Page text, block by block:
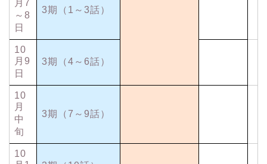
月7
～8
日
3期（1～3話）
10
月9
日
3期（4～6話）
10
月
中
旬
3期（7～9話）
10